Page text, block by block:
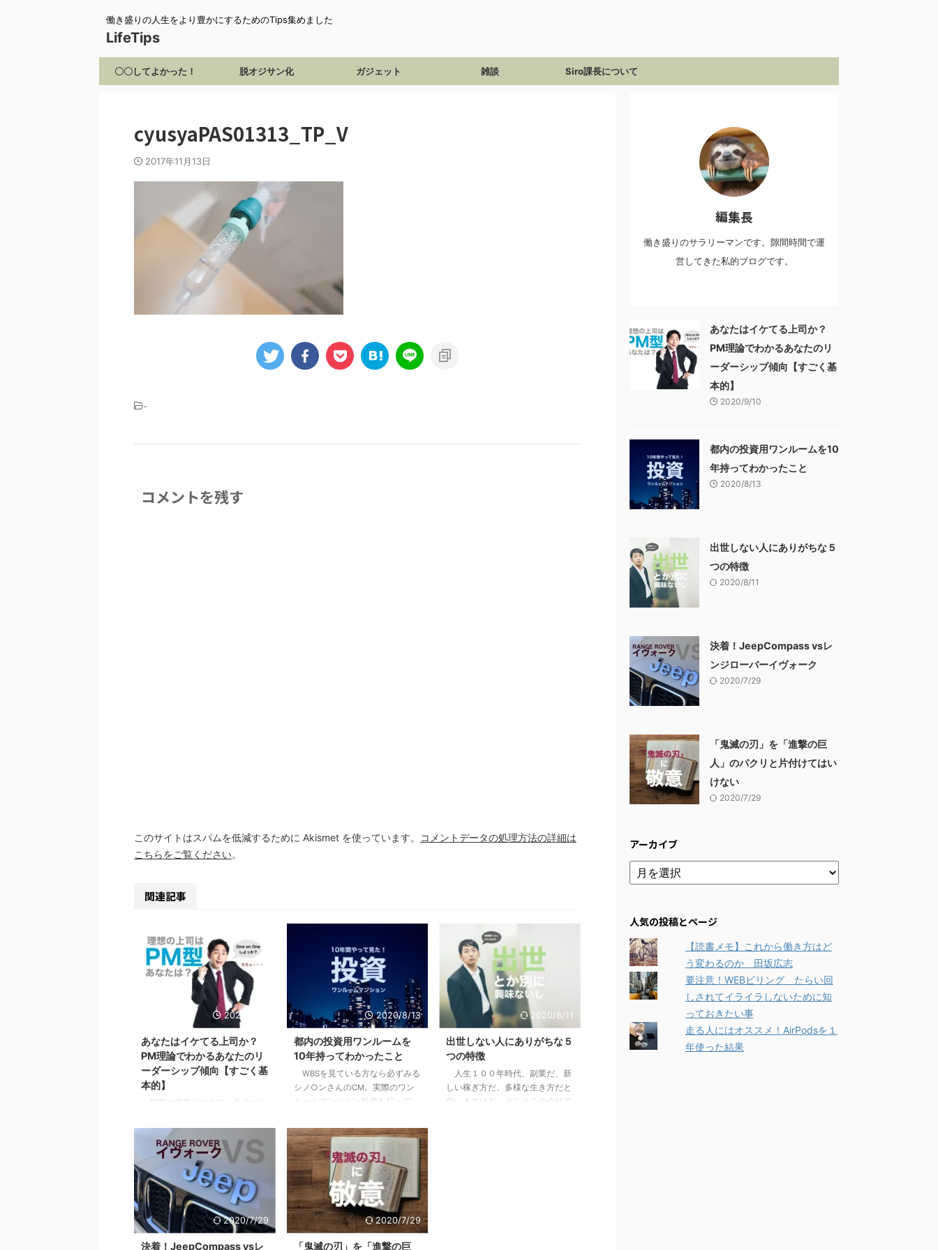
働き盛りの人生をより豊かにするためのTips集めました
LifeTips
〇〇してよかった！ 脱オジサン化 ガジェット 雑談 Siro課長について
cyusyaPAS01313_TP_V
2017年11月13日
-
コメントを残す
このサイトはスパムを低減するために Akismet を使っています。
コメントデータの処理方法の詳細は
こちらをご覧ください。
関連記事
2020/9/10
あなたはイケてる上司か？
PM理論でわかるあなたのリ
ーダーシップ傾向【すごく基
本的】
部下や後輩ができて、自分にリ
ったり、不安になったはしていま
せんか？自分はイケてるリーダー
なのか？違うのか？気になってし
まったり。 まずはあなたの行動
特性から現在の特徴を見て見まし
ょう。 目次1 PM理論でわかるあ
なたのリーダーシップ【まずはこ
れだけは知っておこう】2 pM型
のあなたは、自己マン注意報3
2020/8/13
都内の投資用ワンルームを
10年持ってわかったこと
WBSを見ている方なら必ずみる
シノ○ンさんのCM。実際のワン
ルームマンション投資を行ってい
多少なりとも参考になればと思い
ます。 目次1 先日売り先が見つか
り200万くらい儲かった2 「時間
を資産に変える投資」という妙味
3 僕が10年持って手放した３つの
理由3.1 全ては自分には返ってこ
ないリターン3.2 節税効果という
ちょっとした嘘3.3 リスクは高く
ないが、減らすことができにくい
2020/8/11
出世しない人にありがちな５
つの特徴
人生１００年時代、副業だ、新
しい稼ぎ方だ、多様な生き方だと
仰いますけど、そこそこの会社で
2020/7/29
決着！JeepCompass vsレ
2020/7/29
「鬼滅の刃」を「進撃の巨
編集長
働き盛りのサラリーマンです。隙間時間で運
営してきた私的ブログです。
あなたはイケてる上司か？
PM理論でわかるあなたのリ
ーダーシップ傾向【すごく基
本的】
2020/9/10
都内の投資用ワンルームを10
年持ってわかったこと
2020/8/13
出世しない人にありがちな５
つの特徴
2020/8/11
決着！JeepCompass vsレ
ンジローバーイヴォーク
2020/7/29
「鬼滅の刃」を「進撃の巨
人」のパクリと片付けてはい
けない
2020/7/29
アーカイブ
人気の投稿とページ
【読書メモ】これから働き方はど
う変わるのか 田坂広志
要注意！WEBビリング たらい回
しされてイライラしないために知
っておきたい事
走る人にはオススメ！AirPodsを１
年使った結果